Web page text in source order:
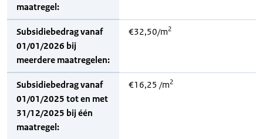
maatregel:
Subsidiebedrag vanaf
01/01/2026 bij
meerdere maatregelen:
€32,50/m2
Subsidiebedrag vanaf
01/01/2025 tot en met
31/12/2025 bij één
maatregel:
€16,25 /m2